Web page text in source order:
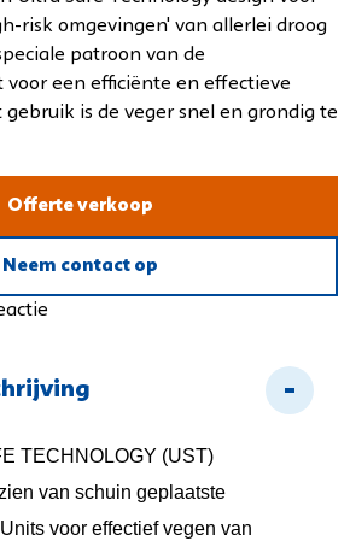
risk omgevingen' van allerlei droog
patroon van de
een efficiënte en effectieve
gebruik is de veger snel en grondig te
Offerte verkoop
Neem contact op
TECHNOLOGY (UST)
van schuin geplaatste
voor effectief vegen van